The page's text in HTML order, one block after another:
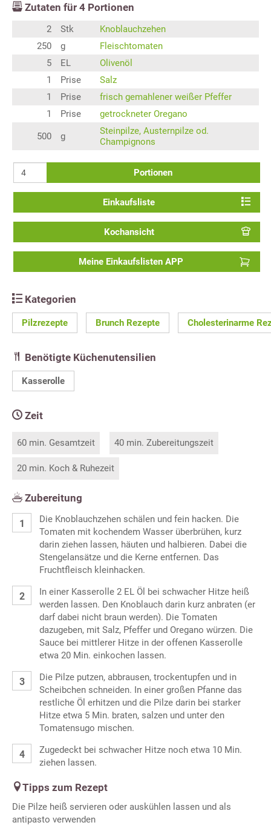
Zutaten für 4 Portionen
2 Stk
Knoblauchzehen
250
g
Fleischtomaten
5
EL
Olivenöl
1
Prise
Salz
1
Prise
frisch gemahlener weißer Pfeffer
1
Prise getrockneter Oregano
500 g
Steinpilze, Austernpilze od.
Champignons
Portionen
Einkaufsliste
Kochansicht
Meine Einkaufslisten APP
Kategorien
Pilzrezepte Brunch Rezepte Cholesterinarme
Benötigte Küchenutensilien
Kasserolle
Zeit
60 min. Gesamtzeit 40 min. Zubereitungszeit
20 min. Koch & Ruhezeit
Zubereitung
Die Knoblauchzehen schälen und fein hacken. Die
Tomaten mit kochendem Wasser überbrühen, kurz
darin ziehen lassen, häuten und halbieren. Dabei die
Stengelansätze und die Kerne entfernen. Das
Fruchtfleisch kleinhacken.
In einer Kasserolle 2 EL Öl bei schwacher Hitze heiß
werden lassen. Den Knoblauch darin kurz anbraten (er
darf dabei nicht braun werden). Die Tomaten
dazugeben, mit Salz, Pfeffer und Oregano würzen. Die
Sauce bei mittlerer Hitze in der offenen Kasserolle
etwa 20 Min. einkochen lassen.
Die Pilze putzen, abbrausen, trockentupfen und in
Scheibchen schneiden. In einer großen Pfanne das
restliche Öl erhitzen und die Pilze darin bei starker
Hitze etwa 5 Min. braten, salzen und unter den
Tomatensugo mischen.
Zugedeckt bei schwacher Hitze noch etwa 10 Min.
ziehen lassen.
Tipps zum Rezept
Die Pilze heiß servieren oder auskühlen lassen und als
antipasto verwenden